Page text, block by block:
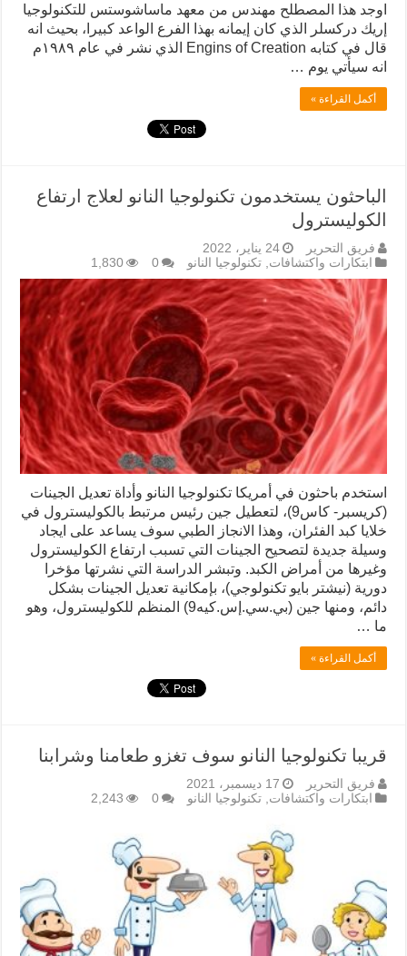
اوجد هذا المصطلح مهندس من معهد ماساشوستس للتكنولوجيا
إريك درکسلر الذي كان إيمانه بهذا الفرع الواعد كبيرا، بحيث انه
قال في كتابه Engins of Creation الذي نشر في عام ۱۹۸۹م
انه سيأتي يوم …
أكمل القراءة »
الباحثون يستخدمون تكنولوجيا النانو لعلاج ارتفاع
الكوليسترول
فريق التحرير
24 يناير، 2022
ابتكارات واكتشافات تكنولوجيا النانو 0
1,830
استخدم باحثون في أمريكا تكنولوجيا النانو وأداة تعديل الجينات
(كريسبر- كاس9)، لتعطيل جين رئيس مرتبط بالكوليسترول في
خلايا كبد الفئران، وهذا الانجاز الطبي سوف يساعد على ايجاد
وسيلة جديدة لتصحيح الجينات التي تسبب ارتفاع الكوليسترول
وغيرها من أمراض الكبد. وتبشر الدراسة التي نشرتها مؤخرا
دورية (نيشتر بايو تكنولوجي)، بإمكانية تعديل الجينات بشكل
دائم، ومنها جين (بي.سي.إس.كيه9) المنظم للكوليسترول، وهو
ما …
أكمل القراءة »
قريبا تكنولوجيا النانو سوف تغزو طعامنا وشرابنا
فريق التحرير
17 ديسمبر، 2021
ابتكارات واكتشافات تكنولوجيا النانو 0
2,243